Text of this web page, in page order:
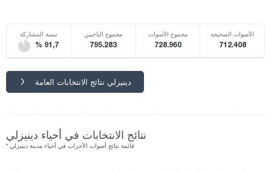
نسبة المشاركة
% 91,7
مجموع الناخبين
795.283
مجموع الأصوات
728.960
الأصوات الصحيحة
712.408
دينيزلي نتائج الانتخابات العامة
نتائج الانتخابات في أحياء دينيزلي
* قائمة نتائج أصوات الأحزاب في أحياء مدينة دينيزلي